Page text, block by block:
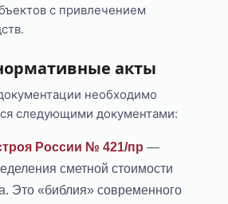
с привлечением
акты
необходимо
следующими документами:
России № 421/пр —
сметной стоимости
Это «библия» современного